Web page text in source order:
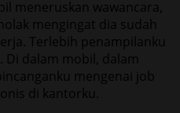
meneruskan wawancara,
mengingat dia sudah
Terlebih penampilanku
Di dalam mobil, dalam
mengenai job
di kantorku.